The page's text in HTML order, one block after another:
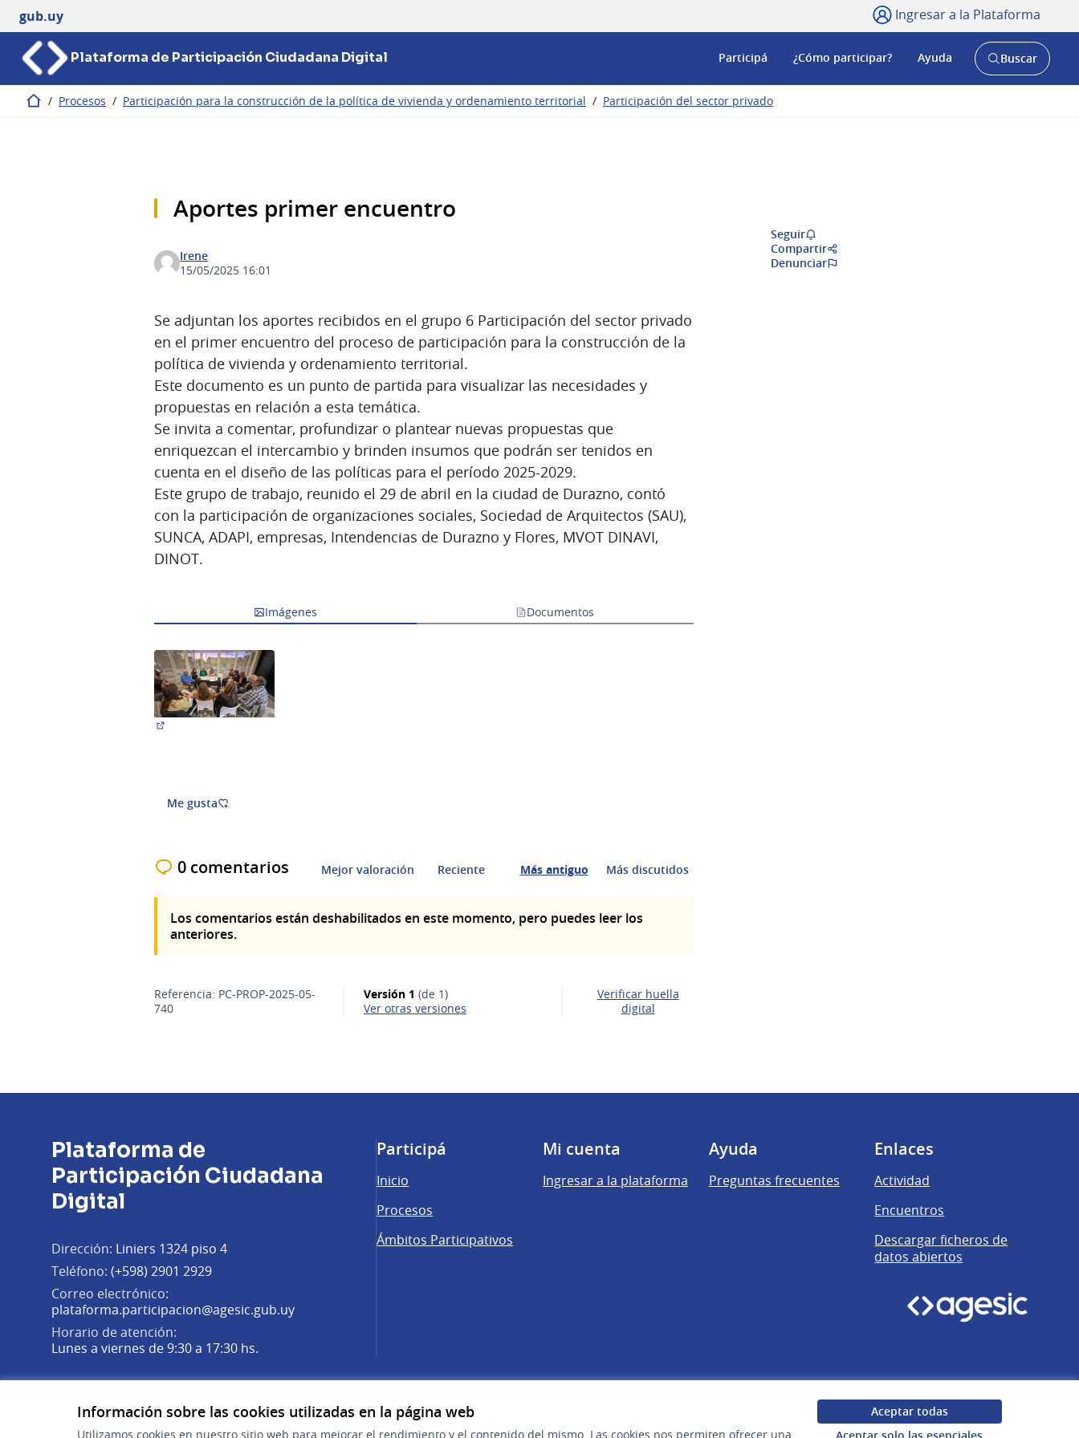
Información sobre las cookies utilizadas en la página web
Utilizamos cookies en nuestro sitio web para mejorar el rendimiento y el contenido del mismo. Las cookies nos permiten ofrecer una
Aceptar todas
gub.uy Ingresar a la Plataforma
Plataforma de Participación Ciudadana Digital Participá ¿Cómo participar? Ayuda
AbrirBuscar
Inicio / Procesos / Participación para la construcción de la política de vivienda y ordenamiento territorial / Participación del sector privado
Aportes primer encuentro
Irene
15/05/2025 16:01
Se adjuntan los aportes recibidos en el grupo 6 Participación del sector privado
en el primer encuentro del proceso de participación para la construcción de la
política de vivienda y ordenamiento territorial.
Este documento es un punto de partida para visualizar las necesidades y
propuestas en relación a esta temática.
Se invita a comentar, profundizar o plantear nuevas propuestas que
enriquezcan el intercambio y brinden insumos que podrán ser tenidos en
cuenta en el diseño de las políticas para el período 2025-2029.
Este grupo de trabajo, reunido el 29 de abril en la ciudad de Durazno, contó
con la participación de organizaciones sociales, Sociedad de Arquitectos (SAU),
SUNCA, ADAPI, empresas, Intendencias de Durazno y Flores, MVOT DINAVI,
DINOT.
Imágenes Documentos
Me gusta
Seguir
Compartir
Denunciar
0 comentarios Mejor valoración Reciente Más antiguo Más discutidos
Los comentarios están deshabilitados en este momento, pero puedes leer los
anteriores.
Referencia: PC-PROP-2025-05-
740
Versión 1 (de 1)
ver otras versiones
Verificar huella
digital
Plataforma de
Participación Ciudadana
Digital
Dirección: Liniers 1324 piso 4
Teléfono: (+598) 2901 2929
Correo electrónico:
plataforma.participacion@agesic.gub.uy(Abrir en una pestaña nueva)
Horario de atención:
Lunes a viernes de 9:30 a 17:30 hs.
(Enlace externo)
(Enlace externo)
(Enlace externo)
Participá
Inicio
Procesos
Ámbitos Participativos
Mi cuenta
Ingresar a la plataforma
Ayuda
Preguntas frecuentes
Enlaces
Actividad
Encuentros
Descargar ficheros de
datos abiertos